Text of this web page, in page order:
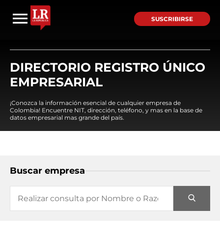
SUSCRIBIRSE
DIRECTORIO REGISTRO ÚNICO
EMPRESARIAL
¡Conozca la información esencial de cualquier empresa de
Colombia! Encuentre NIT, dirección, teléfono, y mas en la base de
datos empresarial mas grande del país.
Buscar empresa